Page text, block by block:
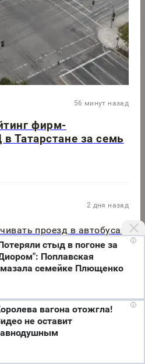
56 минут назад
фирм-
Татарстане за семь
2 дня назад
проезд в автобусах
Go со скидкой 50%
битопливных Lada
000 рублей
время посещения сайта
что мы обрабатываем
с использованием
top.mail.ru, LiveInternet.
i
стыд в погоне за
Поплавская
семейке Плющенко
i
вагона отожгла!
не оставит